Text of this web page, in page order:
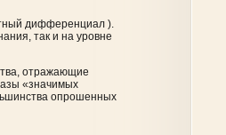
дифференциал ).
так и на уровне
отражающие
«значимых
опрошенных